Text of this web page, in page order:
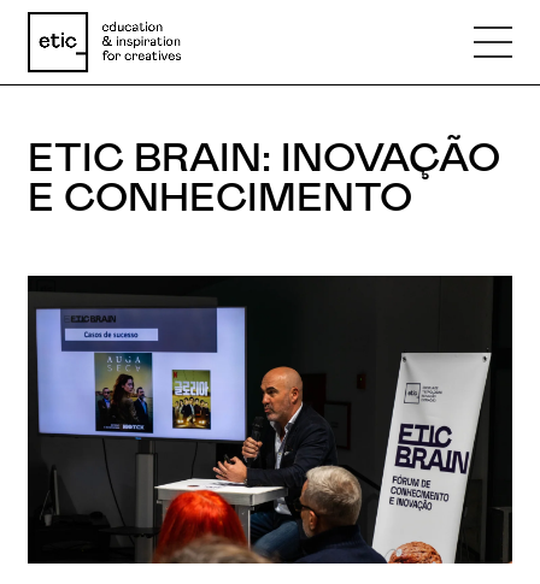
Nome
Telefone
Mensagem
ETIC BRAIN: INOVAÇÃO
E CONHECIMENTO